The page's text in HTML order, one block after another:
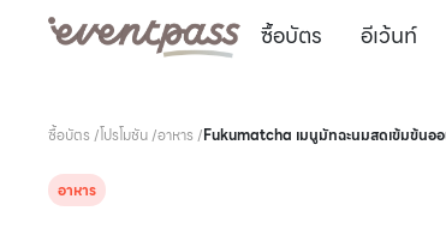
ซื้อบัตร อีเว้นท์
ซื้อบัตร /โปรโมชัน/อาหาร /Fukumatcha เมนูมัทฉะนมสดเข้มข้น
อาหาร